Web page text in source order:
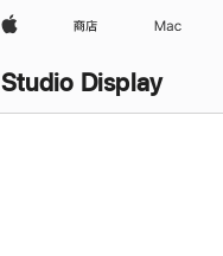
Apple 商店 Mac
Studio Display